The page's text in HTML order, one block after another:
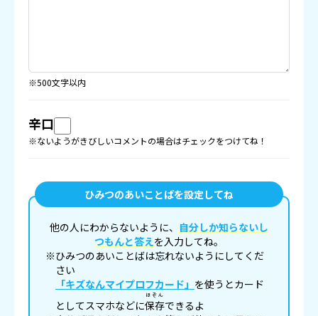
※500文字以内
辛口
※ないようがきびしいコメントの場合はチェックをつけてね！
ひみつのあいことばを設定してね
他の人にわからないように、 自分しか知らないし
つもんと答えを入力してね。
※ひみつのあいことばは忘れないようにしてくだ
さい
「キズなんマイプロフカード」 を使うとカード
としてスマホなどに保存
ほぞん
できるよ